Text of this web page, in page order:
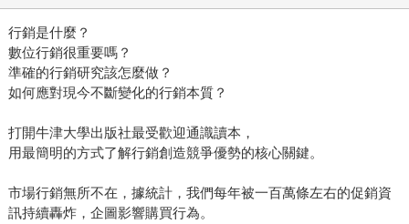
行銷是什麼？
數位行銷很重要嗎？
準確的行銷研究該怎麼做？
如何應對現今不斷變化的行銷本質？
打開牛津大學出版社最受歡迎通識讀本，
用最簡明的方式了解行銷創造競爭優勢的核心關鍵。
市場行銷無所不在，據統計，我們每年被一百萬條左右的促銷資
訊持續轟炸，企圖影響購買行為。